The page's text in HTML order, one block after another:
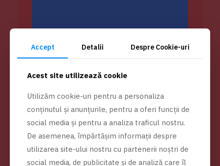
Acest site este protejat de reCAPTCHA.
condițiile Google.
Accept Detalii Despre Cookie-uri
Acest site utilizează cookie
Utilizăm cookie-uri pentru a personaliza
conținutul și anunțurile, pentru a oferi funcții de
social media și pentru a analiza traficul nostru.
De asemenea, împărtășim informații despre
utilizarea site-ului nostru cu partenerii noștri de
social media, de publicitate și de analiză care îl